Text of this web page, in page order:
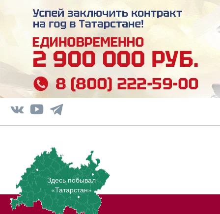
Здесь побывал
«Татарстан»